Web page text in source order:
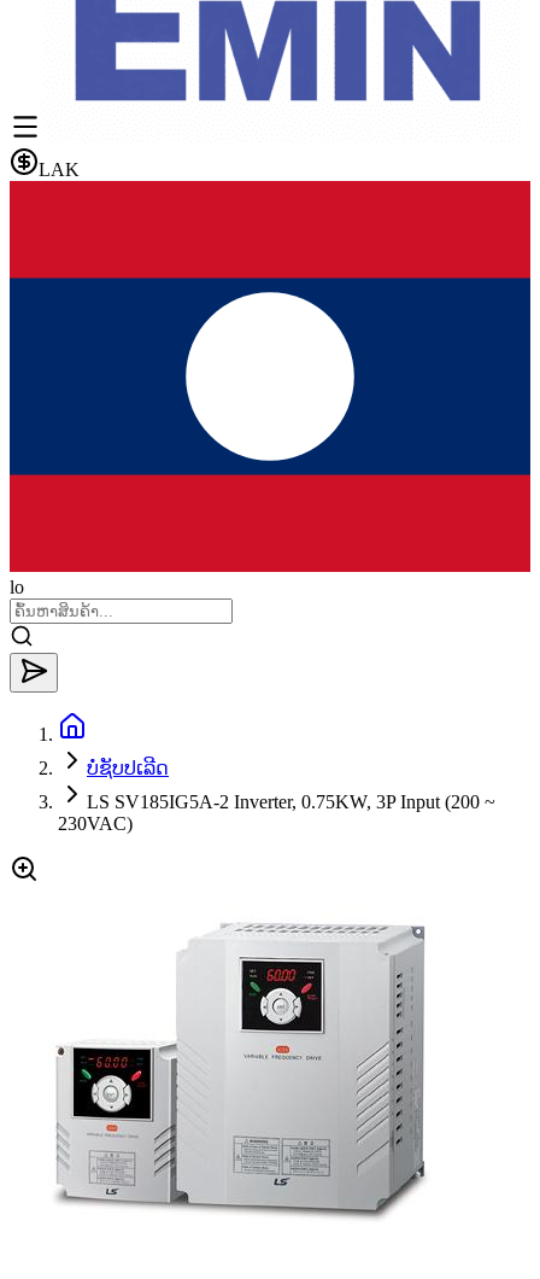
LAK
lo
ບໍ່ຊັບປເລີດ
LS SV185IG5A-2 Inverter, 0.75KW, 3P Input (200 ~
230VAC)